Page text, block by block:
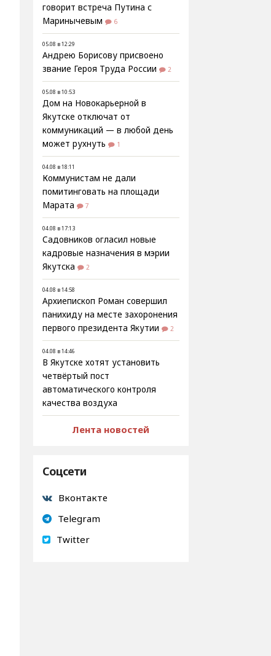
говорит встреча Путина с
Маринычевым
6
05.08 в 12:29
Андрею Борисову присвоено
звание Героя Труда России
2
05.08 в 10:53
Дом на Новокарьерной в
Якутске отключат от
коммуникаций — в любой день
может рухнуть
1
04.08 в 18:11
Коммунистам не дали
помитинговать на площади
Марата
7
04.08 в 17:13
Садовников огласил новые
кадровые назначения в мэрии
Якутска
2
04.08 в 14:58
Архиепископ Роман совершил
панихиду на месте захоронения
первого президента Якутии
2
04.08 в 14:46
В Якутске хотят установить
четвёртый пост
автоматического контроля
качества воздуха
Лента новостей
Соцсети
Вконтакте
Telegram
Twitter